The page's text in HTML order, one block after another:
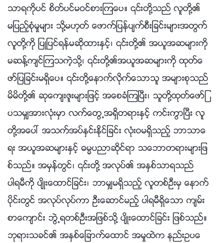
သာရကိုပင္ စိတ္ပင္မဝင္စားၾကေပ။ ၎တို႔သည္ လူတို႔၏
မျပည့္စုံမႈမ်ား သို႔မဟုတ္ ေဖာက္ျပန္ပ်က္စီးျခင္းမ်ားအတြက္
လူတို႔ကို ျပဳျပင္ရန္မဆိုထားႏွင့္၊ ၎တို႔၏ အယူအဆမ်ားကို
မဆန႔္က်င္ၾကသကဲ့သို႔၊ ၎တို႔၏အယူအဆမ်ားကို ထုတ္ေ
ဖာ္ျပျခင္းမရွိေပ။ ၎တို႔ေနာက္လိုက္ေသာသူ အမ်ားစုသည္
မိမိတို႔၏ ဆုေက်းဇူးမ်ားျဖင့္ အေစခံၾကၿပီး၊ သူတို႔ထုတ္ေဖာ္ျ
ပသမွ်အားလုံးမွာ လက္ေတြ႕အရွိတရားႏွင့္ ကင္းကြာၿပီး လူ
တို႔အေပၚ အသက္အပ္ႏွင္းႏိုင္ျခင္း လုံးဝမရွိသည့္ ဘာသာေ
ရး အယူအဆမ်ားႏွင့္ ဓမၼပညာဆိုင္ရာ သေဘာတရားမ်ားျဖ
စ္သည္။ အမွန္တြင္၊ ၎တို႔ အလုပ္၏ အႏွစ္သာရသည္
ပါရမီကို ပ်ိဳးေထာင္ျခင္း၊ ဘာမွ်မရွိသည့္ လူတစ္ဦးမွ ေနာက္
ပိုင္းတြင္ အလုပ္လုပ္ကာ ဦးေဆာင္မည့္ ပါရမီရွိေသာ က်မ္း
စာေက်ာင္း ဘြဲ႕ရတစ္ဦးအျဖစ္သို႔ ပ်ိဳးေထာင္ျခင္း ျဖစ္သည္။
ဘုရားသခင္၏ အႏွစ္ေျခာက္ေထာင္ အမႈထဲက နည္းဥပေ